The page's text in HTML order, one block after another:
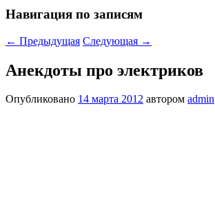
Навигация по записям
← Предыдущая Следующая →
Анекдоты про электриков
Опубликовано 14 марта 2012 автором admin